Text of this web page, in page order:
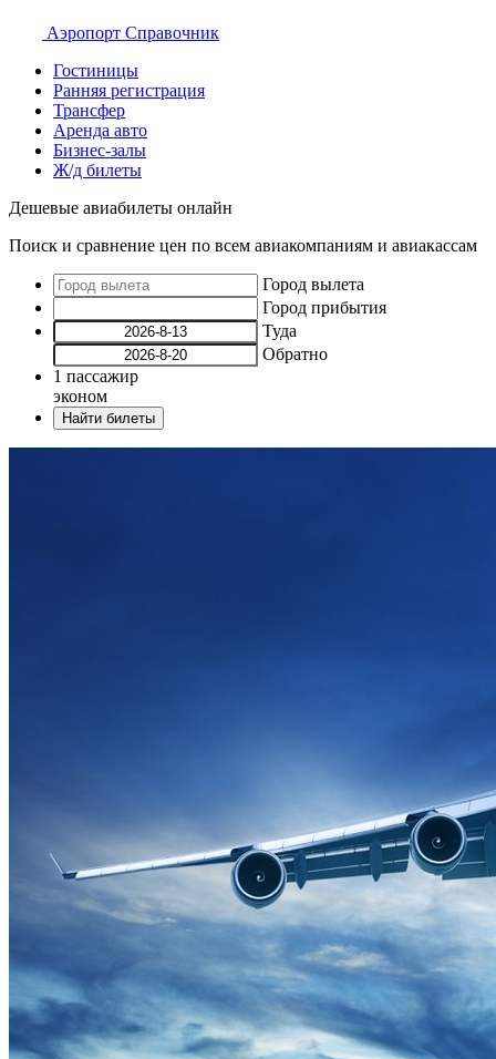
Аэропорт Справочник
Гостиницы
Ранняя регистрация
Трансфер
Аренда авто
Бизнес-залы
Ж/д билеты
Дешевые авиабилеты онлайн
Поиск и сравнение цен по всем авиакомпаниям и авиакассам
Город вылета
Город прибытия
Туда
Обратно
1 пассажир
эконом
Найти билеты